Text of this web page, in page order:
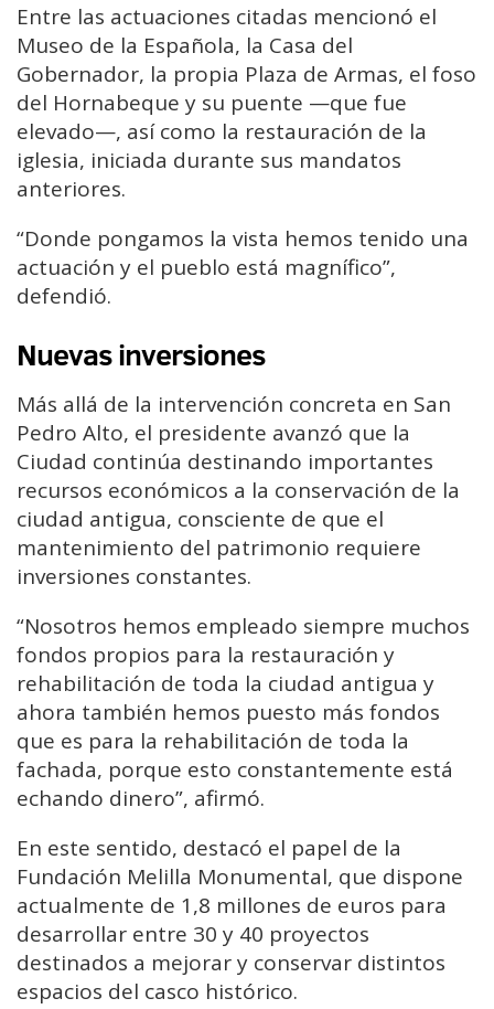
Entre las actuaciones citadas mencionó el
Museo de la Española, la Casa del
Gobernador, la propia Plaza de Armas, el foso
del Hornabeque y su puente —que fue
elevado—, así como la restauración de la
iglesia, iniciada durante sus mandatos
anteriores.
“Donde pongamos la vista hemos tenido una
actuación y el pueblo está magnífico”,
defendió.
Nuevas inversiones
Más allá de la intervención concreta en San
Pedro Alto, el presidente avanzó que la
Ciudad continúa destinando importantes
recursos económicos a la conservación de la
ciudad antigua, consciente de que el
mantenimiento del patrimonio requiere
inversiones constantes.
“Nosotros hemos empleado siempre muchos
fondos propios para la restauración y
rehabilitación de toda la ciudad antigua y
ahora también hemos puesto más fondos
que es para la rehabilitación de toda la
fachada, porque esto constantemente está
echando dinero”, afirmó.
En este sentido, destacó el papel de la
Fundación Melilla Monumental, que dispone
actualmente de 1,8 millones de euros para
desarrollar entre 30 y 40 proyectos
destinados a mejorar y conservar distintos
espacios del casco histórico.